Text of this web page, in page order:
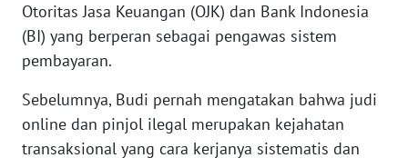
Otoritas Jasa Keuangan (OJK) dan Bank Indonesia
(BI) yang berperan sebagai pengawas sistem
pembayaran.
Sebelumnya, Budi pernah mengatakan bahwa judi
online dan pinjol ilegal merupakan kejahatan
transaksional yang cara kerjanya sistematis dan
WN
PAPUA
BARAT
WN